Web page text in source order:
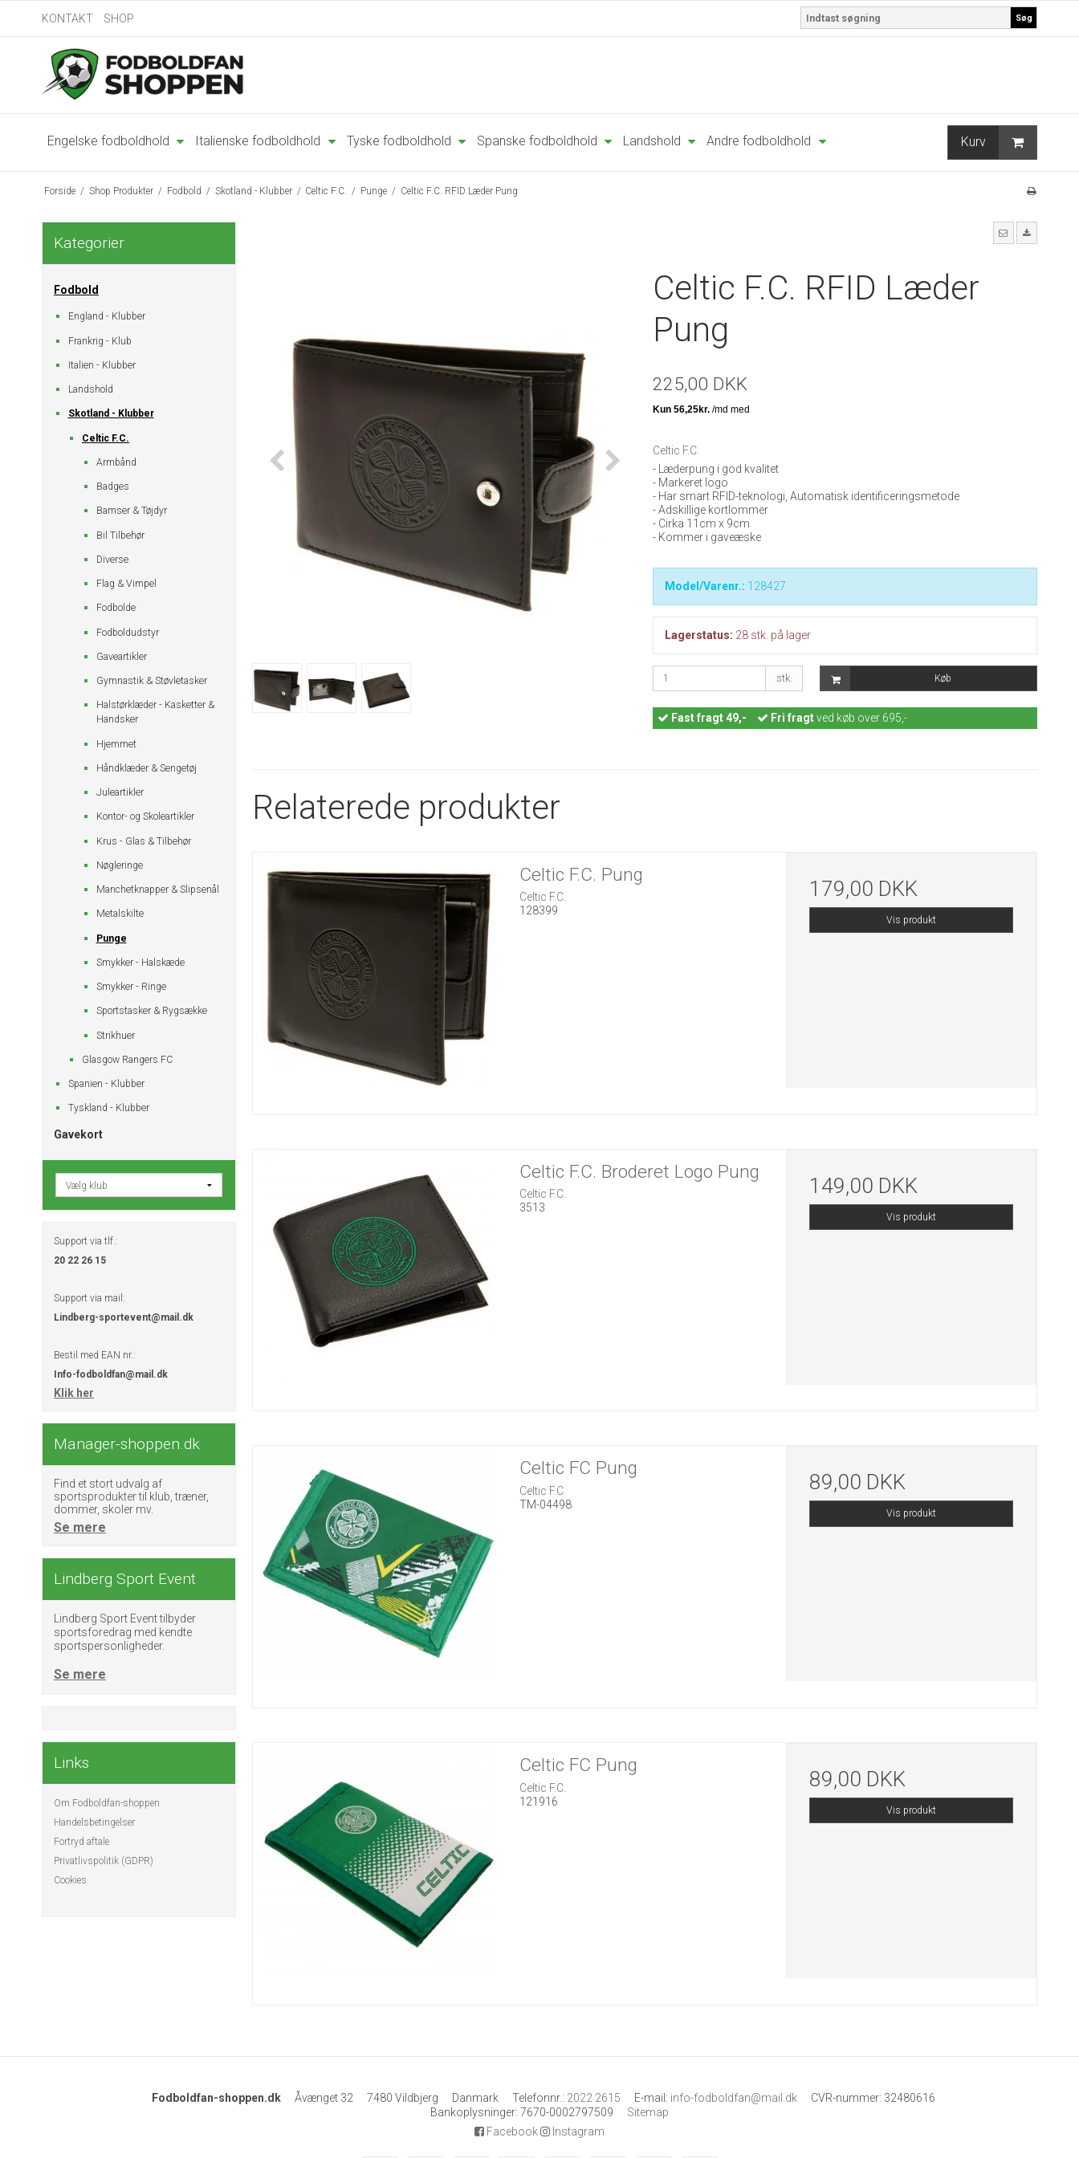
KONTAKT SHOP Søg
Engelske fodboldhold Italienske fodboldhold Tyske fodboldhold Spanske fodboldhold Landshold Andre fodboldhold Kurv
Forside / Shop Produkter / Fodbold / Skotland - Klubber / Celtic F.C. / Punge / Celtic F.C. RFID Læder Pung
Kategorier
Fodbold
England - Klubber
Frankrig - Klub
Italien - Klubber
Landshold
Skotland - Klubber
Celtic F.C.
Armbånd
Badges
Bamser & Tøjdyr
Bil Tilbehør
Diverse
Flag & Vimpel
Fodbolde
Fodboldudstyr
Gaveartikler
Gymnastik & Støvletasker
Halstørklæder - Kasketter &
Handsker
Hjemmet
Håndklæder & Sengetøj
Juleartikler
Kontor- og Skoleartikler
Krus - Glas & Tilbehør
Nøgleringe
Manchetknapper & Slipsenål
Metalskilte
Punge
Smykker - Halskæde
Smykker - Ringe
Sportstasker & Rygsække
Strikhuer
Glasgow Rangers FC
Spanien - Klubber
Tyskland - Klubber
Gavekort
Support via tlf.:
20 22 26 15
Support via mail:
Lindberg-sportevent@mail.dk
Bestil med EAN nr.:
Info-fodboldfan@mail.dk
Klik her
Manager-shoppen.dk
Find et stort udvalg af
sportsprodukter til klub, træner,
dommer, skoler mv.
Se mere
Lindberg Sport Event
Lindberg Sport Event tilbyder
sportsforedrag med kendte
sportspersonligheder.
Se mere
Links
Om Fodboldfan-shoppen
Handelsbetingelser
Fortryd aftale
Privatlivspolitik (GDPR)
Cookies
Celtic F.C. RFID Læder
Pung
225,00 DKK
Celtic F.C.
- Læderpung i god kvalitet
- Markeret logo
- Har smart RFID-teknologi, Automatisk identificeringsmetode
- Adskillige kortlommer
- Cirka 11cm x 9cm
- Kommer i gaveæske
Model/Varenr.: 128427
Lagerstatus: 28 stk. på lager
stk. Køb
Fastfragt 49,- Fri fragtved køb over 695,-
Relaterede produkter
Celtic F.C. Pung
Celtic F.C.
128399
179,00 DKK
Vis produkt
Celtic F.C. Broderet Logo Pung
Celtic F.C.
3513
149,00 DKK
Vis produkt
Celtic FC Pung
Celtic F.C.
TM-04498
89,00 DKK
Vis produkt
Celtic FC Pung
Celtic F.C.
121916
89,00 DKK
Vis produkt
Fodboldfan-shoppen.dk Åvænget 32 7480 Vildbjerg Danmark Telefonnr.: 2022 2615 E-mail : info-fodboldfan@mail.dk CVR-nummer: 32480616
Bankoplysninger: 7670-0002797509
Sitemap
Facebook
Instagram